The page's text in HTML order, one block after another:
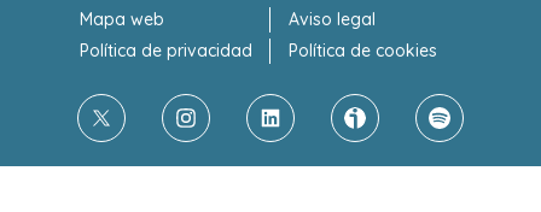
Mapa web
Aviso legal
Política de privacidad
Política de cookies